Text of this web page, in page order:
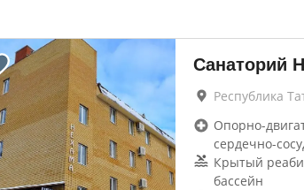
Санаторий
Республика
Опорно-
сердечно-
Крытый
бассейн